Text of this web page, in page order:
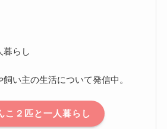
暮らし
い主の生活について発信中。
こ２匹と一人暮らし